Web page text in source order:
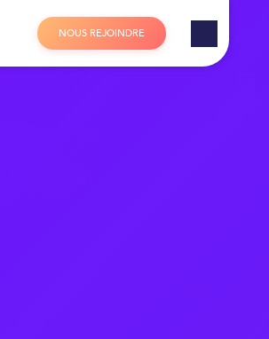
NOUS REJOINDRE